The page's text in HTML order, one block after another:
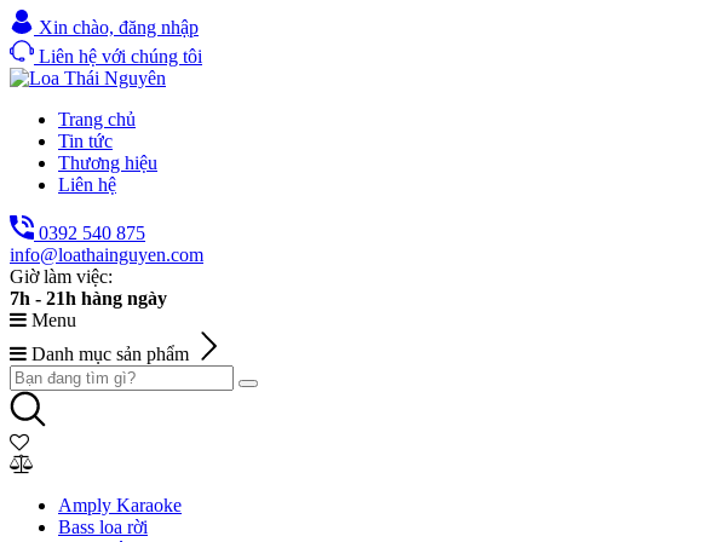
Xin chào, đăng nhập
Liên hệ với chúng tôi
Trang chủ
Tin tức
Thương hiệu
Liên hệ
0392 540 875
info@loathainguyen.com
Giờ làm việc:
7h - 21h hàng ngày
Menu
Danh mục sản phẩm
Amply Karaoke
Bass loa rời